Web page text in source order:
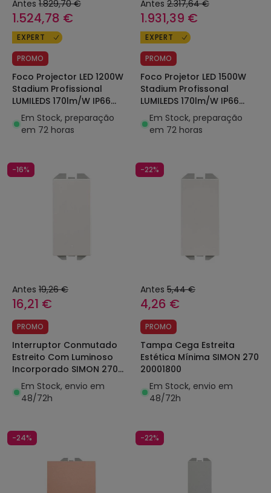
Antes 1.829,70 €
1.524,78 €
EXPERT
PROMO
Foco Projector LED 1200W
Stadium Profissional
LUMILEDS 170lm/W IP66
INVENTRONICS Regulável
1-10 V
Em Stock, preparação
em 72 horas
Antes 2.317,64 €
1.931,39 €
EXPERT
PROMO
Foco Projetor LED 1500W
Stadium Profissonal
LUMILEDS 170lm/W IP66
INVENTRONICS Reguável 1-
10 V
Em Stock, preparação
em 72 horas
-16%
Antes 19,26 €
16,21 €
PROMO
Interruptor Conmutado
Estreito Com Luminoso
Incorporado SIMON 270
20001204
Em Stock, envio em
48/72h
-22%
Antes 5,44 €
4,26 €
PROMO
Tampa Cega Estreita
Estética Mínima SIMON 270
20001800
Em Stock, envio em
48/72h
-24% -22%